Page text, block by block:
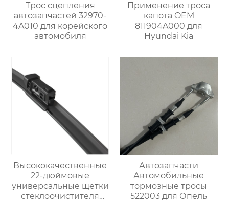
Трос сцепления
автозапчастей 32970-
4A010 для корейского
автомобиля
Применение троса
капота OEM
811904A000 для
Hyundai Kia
Высококачественные
22-дюймовые
универсальные щетки
стеклоочистителя
Автозапчасти
Автомобильные
тормозные тросы
522003 для Опель